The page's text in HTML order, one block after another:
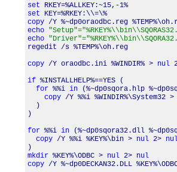
set
set
copy /Y %~dp0oraodbc.reg
echo
echo
regedit /s %TEMP%\oh.reg
copy /Y oraodbc.ini %WINDIR% > nul
if %INSTALLHELP%==YES (
for %%i in (%~dp0sqora.hlp
copy /Y %%i %WINDIR%\System32 >
  )
)
for %%i in (%~dp0sqora32.dll
copy /Y %%i %KEY%\bin > nul 2>
mkdir %KEY%\ODBC > nul 2> nul
copy /Y %~dp0DECKAN32.DLL